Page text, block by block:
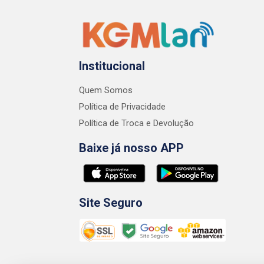
Institucional
Quem Somos
Política de Privacidade
Política de Troca e Devolução
Baixe já nosso APP
Site Seguro